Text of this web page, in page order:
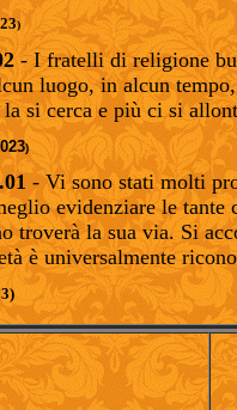
)
- I fratelli di religione
luogo, in alcun
si cerca e più ci si
)
- Vi sono stati molti
evidenziare le
troverà la sua via. Si
è universalmente